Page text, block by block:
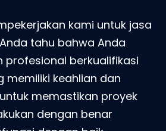
kami untuk jasa
tahu bahwa Anda
profesional berkualifikasi
memiliki keahlian dan
memastikan proyek
dengan benar